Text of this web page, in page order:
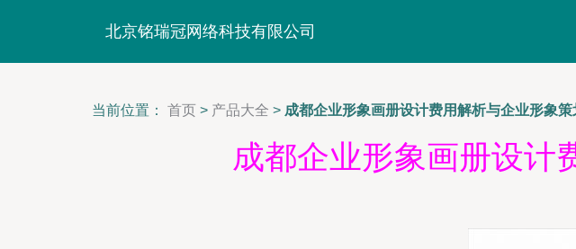
北京铭瑞冠网络科技有限公司
当前位置： 首页 > 产品大全 > 成都企业形象画册设计费用解析与企业形象策
成都企业形象画册设计